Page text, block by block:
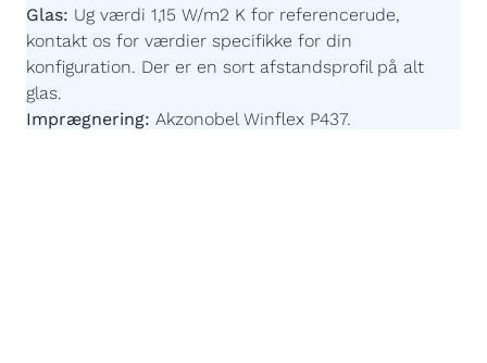
Glas: Ug værdi 1,15 W/m2 K for referencerude,
kontakt os for værdier specifikke for din
konfiguration. Der er en sort afstandsprofil på alt
glas.
Imprægnering: Akzonobel Winflex P437.